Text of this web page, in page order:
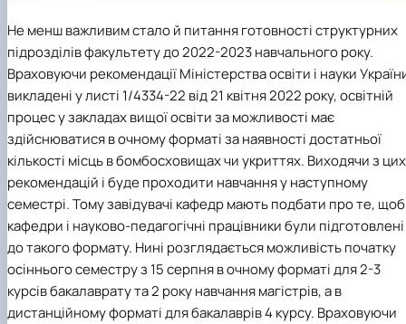
Не менш важливим стало й питання готовності структурних
підрозділів факультету до 2022-2023 навчального року.
Враховуючи рекомендації Міністерства освіти і науки
викладені у листі 1/4334-22 від 21 квітня 2022 року, освітній
процес у закладах вищої освіти за можливості має
здійснюватися в очному форматі за наявності достатньої
кількості місць в бомбосховищах чи укриттях. Виходячи з цих
рекомендацій і буде проходити навчання у наступному
семестрі. Тому завідувачі кафедр мають подбати про те, щоб
кафедри і науково-педагогічні працівники були підготовлені
до такого формату. Нині розглядається можливість початку
осіннього семестру з 15 серпня в очному форматі для 2-3
курсів бакалаврату та 2 року навчання магістрів, а в
дистанційному форматі для бакалаврів 4 курсу. Враховуючи